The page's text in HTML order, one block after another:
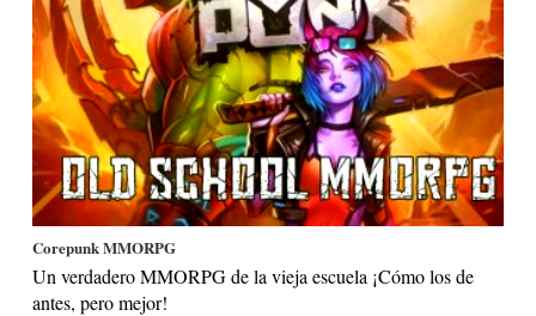
Corepunk MMORPG
Un verdadero MMORPG de la vieja escuela ¡Cómo los de
antes, pero mejor!